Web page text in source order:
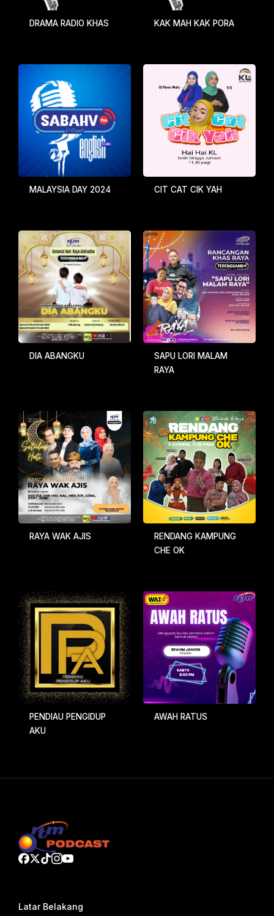
DRAMA RADIO KHAS KAK MAH KAK PORA
MALAYSIA DAY 2024 CIT CAT CIK YAH
DIA ABANGKU
SAPU LORI MALAM
RAYA
RAYA WAK AJIS
RENDANG KAMPUNG
CHE OK
PENDIAU PENGIDUP
AKU
AWAH RATUS
Latar Belakang